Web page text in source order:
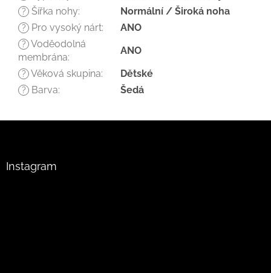
? Šířka nohy: Normální / Široká noha
? Pro vysoký nárt: ANO
? Voděodolná
membrána:
ANO
? Věková skupina: Dětské
? Barva: Šedá
Instagram